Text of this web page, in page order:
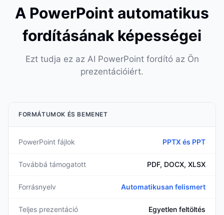
A PowerPoint automatikus
fordításának képességei
Ezt tudja ez az AI PowerPoint fordító az Ön
prezentációiért.
FORMÁTUMOK ÉS BEMENET
PowerPoint fájlok PPTX és PPT
Továbbá támogatott PDF, DOCX, XLSX
Forrásnyelv Automatikusan felismert
Teljes prezentáció Egyetlen feltöltés